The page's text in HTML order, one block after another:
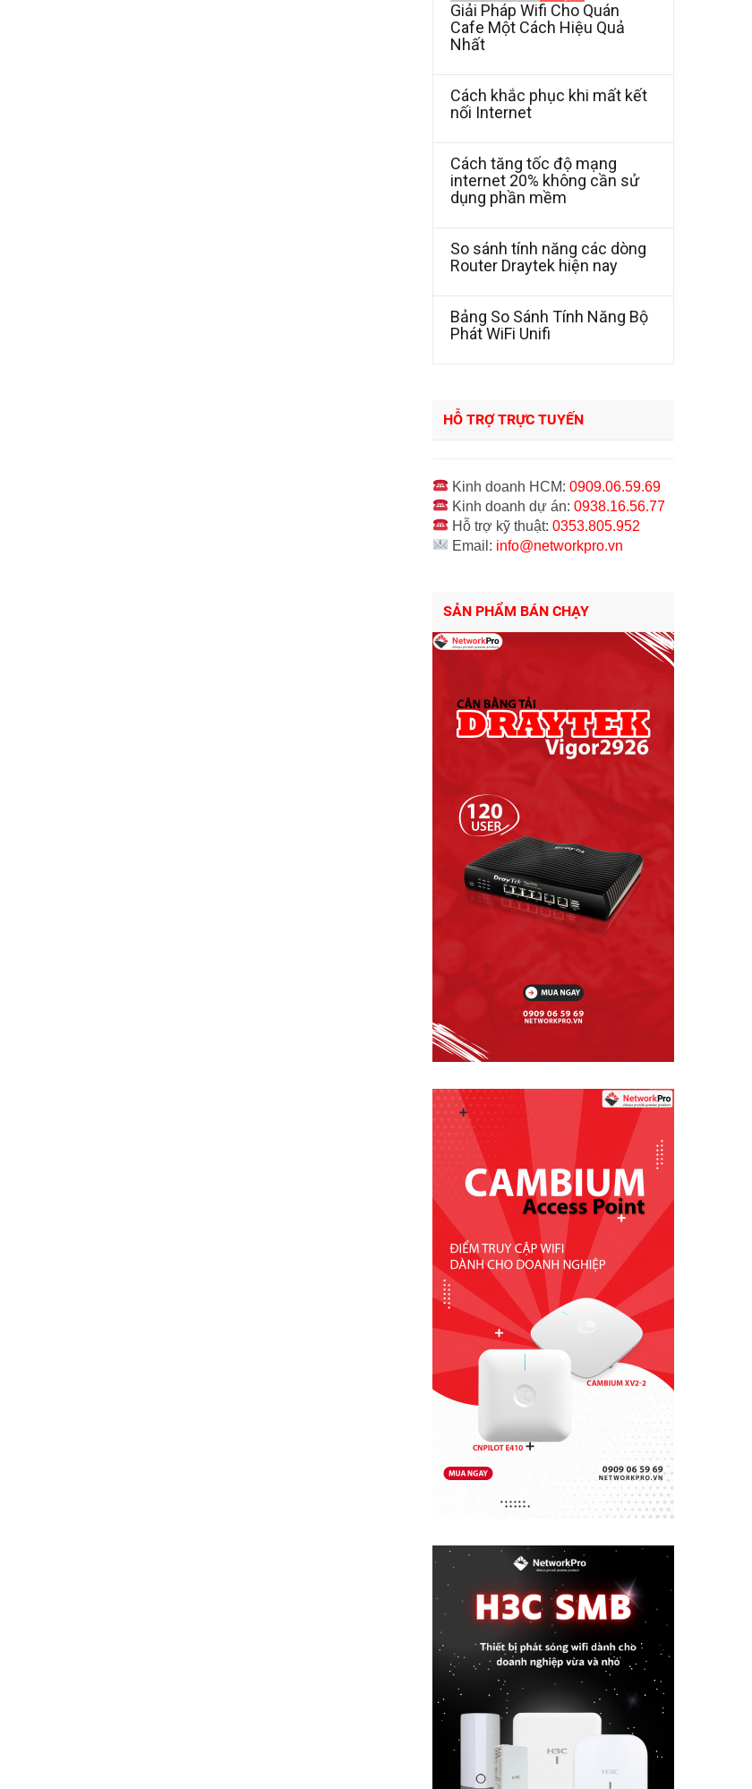
Giải Pháp Wifi Cho Quán
Cafe Một Cách Hiệu Quả
Nhất
Cách khắc phục khi mất kết
nối Internet
Cách tăng tốc độ mạng
internet 20% không cần sử
dụng phần mềm
So sánh tính năng các dòng
Router Draytek hiện nay
Bảng So Sánh Tính Năng Bộ
Phát WiFi Unifi
HỖ TRỢ TRỰC TUYẾN
Kinh doanh HCM:0909.06.59.69
Kinh doanh dự án:0938.16.56.77
Hỗ trợ kỹ thuật:0353.805.952
Email: info@networkpro.vn
SẢN PHẨM BÁN CHẠY